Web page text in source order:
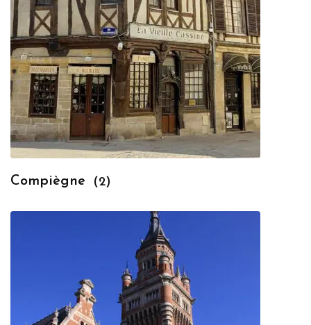
Compiègne (2)